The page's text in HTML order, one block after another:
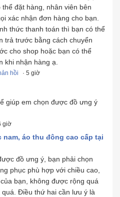
thể đặt hàng, nhân viên bên
xác nhận đơn hàng cho bạn.
thức thanh toán thì bạn có thể
trả trước bằng cách chuyển
cho shop hoặc bạn có thể
khi nhận hàng ạ.
hồi · 5 giờ
giúp em chọn được đồ ưng ý
giờ
nam, áo thu đông cao cấp tại
đồ ưng ý, bạn phải chọn
phục phù hợp với chiều cao,
bạn, không được rộng quá
quá. Điều thứ hai cần lưu ý là